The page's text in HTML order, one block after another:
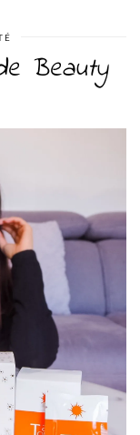
Beauty